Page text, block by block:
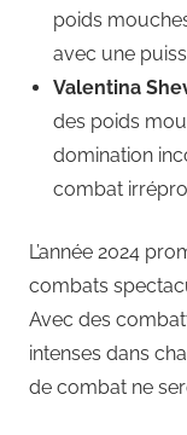
poids
avec une
Valentina
des poids
domination
combat
L’année 2024
combats
Avec des
intenses dans
de combat ne